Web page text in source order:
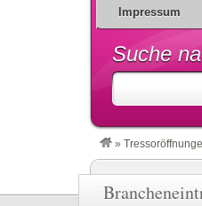
Impressum
Suche
»